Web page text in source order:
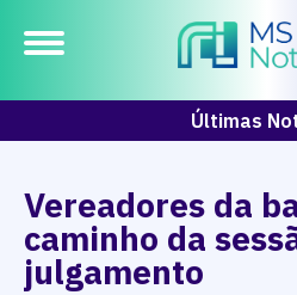
Últimas
Vereadores da
caminho da
julgamento